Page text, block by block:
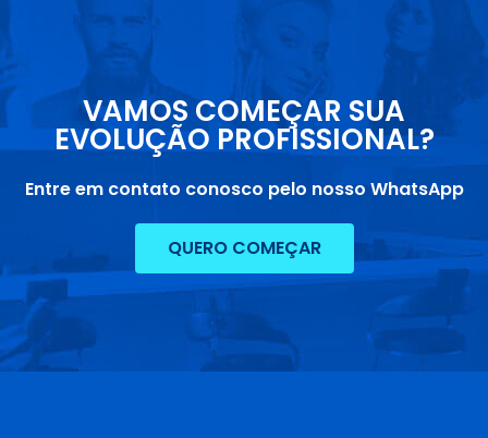
VAMOS COMEÇAR SUA
EVOLUÇÃO PROFISSIONAL?
Entre em contato conosco pelo nosso WhatsApp
QUERO COMEÇAR